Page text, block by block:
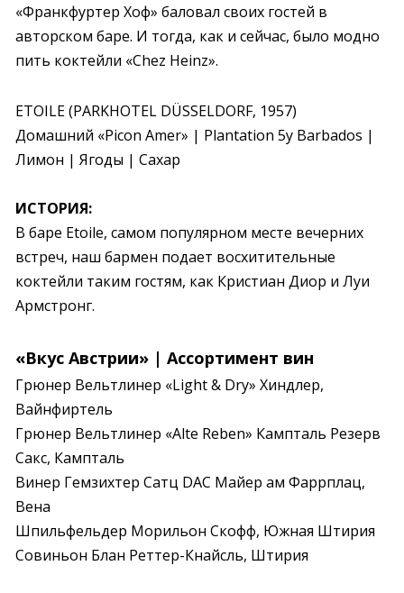
«Франкфуртер Хоф» баловал своих гостей в
авторском баре. И тогда, как и сейчас, было модно
пить коктейли «Chez Heinz».
ETOILE (PARKHOTEL DÜSSELDORF, 1957)
Домашний «Picon Amer» | Plantation 5y Barbados |
Лимон | Ягоды | Сахар
ИСТОРИЯ:
В баре Etoile, самом популярном месте вечерних
встреч, наш бармен подает восхитительные
коктейли таким гостям, как Кристиан Диор и Луи
Армстронг.
«Вкус Австрии» | Ассортимент вин
Грюнер Вельтлинер «Light & Dry» Хиндлер,
Вайнфиртель
Грюнер Вельтлинер «Alte Reben» Кампталь Резерв
Сакс, Кампталь
Винер Гемзихтер Сатц DAC Майер ам Фаррплац,
Вена
Шпильфельдер Морильон Скофф, Южная Штирия
Совиньон Блан Реттер-Кнайсль, Штирия